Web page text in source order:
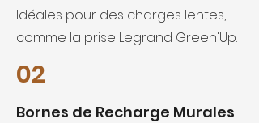
Idéales pour des charges lentes,
comme la prise Legrand Green'Up.
02
Bornes de Recharge Murales